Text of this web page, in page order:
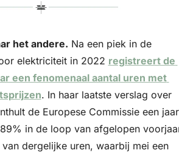
het andere. Na een piek in de
elektriciteit in 2022 registreert de
een fenomenaal aantal uren met
. In haar laatste verslag over
de Europese Commissie een
in de loop van afgelopen
dergelijke uren, waarbij mei een